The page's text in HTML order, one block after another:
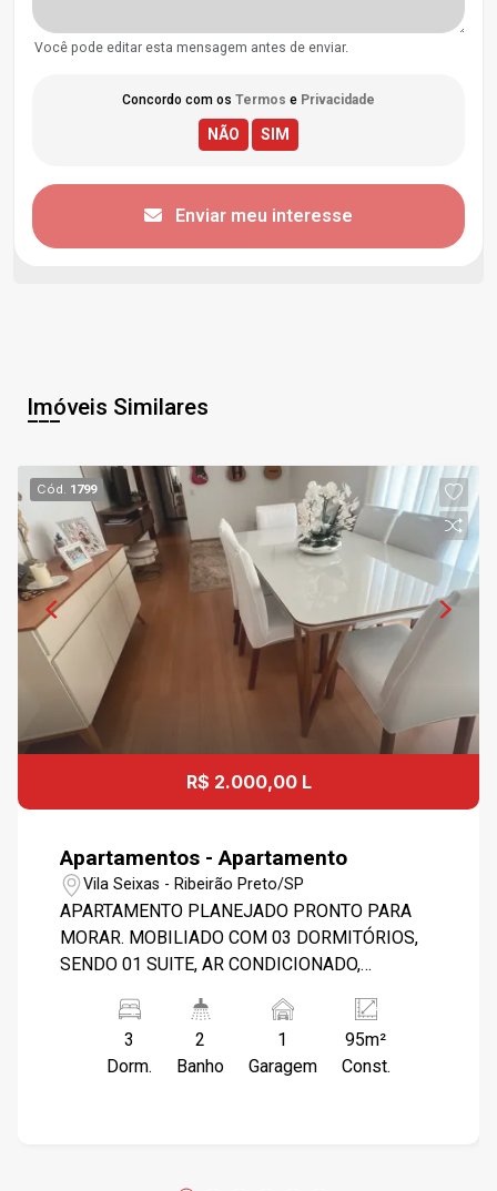
Você pode editar esta mensagem antes de enviar.
Concordo com os Termos e Privacidade
Enviar meu interesse
Imóveis Similares
Cód. 1799
R$ 2.000,00 L
Apartamentos - Apartamento
Vila Seixas - Ribeirão Preto/SP
APARTAMENTO PLANEJADO PRONTO PARA
MORAR. MOBILIADO COM 03 DORMITÓRIOS,
SENDO 01 SUITE, AR CONDICIONADO,
SENDO 01 SUITE COM AE, 01 SALA AMPLA
COM MESA E 06 CADEIRAS, EM PERFEITO
ESTADO, SACADA AMPLA, BANHEIRO SOCIAL
3
Dorm.
2
Banho
1
Garagem
95m²
Const.